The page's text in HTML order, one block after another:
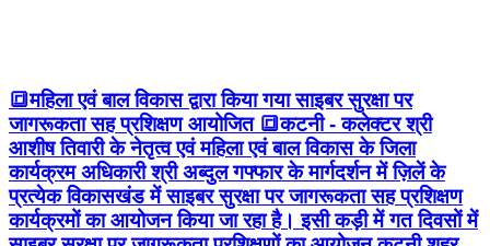
🔳महिला एवं बाल विकास द्वारा किया गया साइबर सुरक्षा पर
जागरूकता सह प्रशिक्षण आयोजित 🔳कटनी - कलेक्टर श्री
आशीष तिवारी के नेतृत्व एवं महिला एवं बाल विकास के जिला
कार्यक्रम अधिकारी श्री अब्दुल गफ्फार के मार्गदर्शन में ज़िलें के
प्रत्येक विकासखंड में साइबर सुरक्षा पर जागरूकता सह प्रशिक्षण
कार्यक्रमों का आयोजन किया जा रहा है। इसी कड़ी में गत दिवसों में